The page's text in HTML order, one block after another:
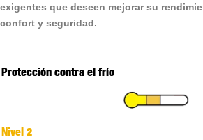
exigentes que deseen mejorar su
confort y seguridad.
Protección contra el frío
Nivel 2